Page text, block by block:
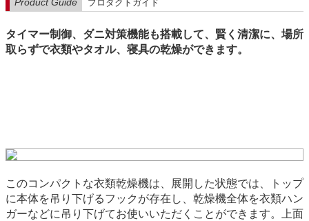
Product Guide プロダクトガイド
タイマー制御、ダニ対策機能も搭載して、賢く清潔に、場所
取らずで衣類やタオル、寝具の乾燥ができます。
このコンパクトな衣類乾燥機は、展開した状態では、トップ
に本体を吊り下げるフックが存在し、乾燥機全体を衣類ハン
ガーなどに吊り下げてお使いいただくことができます。上面